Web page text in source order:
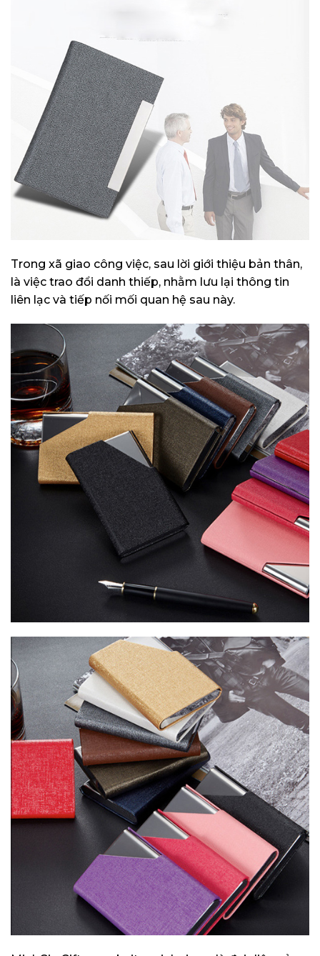
Trong xã giao công việc, sau lời giới thiệu bản thân,
là việc trao đổi danh thiếp, nhằm lưu lại thông tin
liên lạc và tiếp nối mối quan hệ sau này.